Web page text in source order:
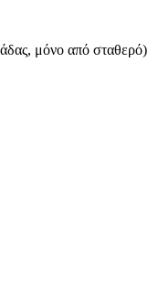
μόνο από σταθερό)